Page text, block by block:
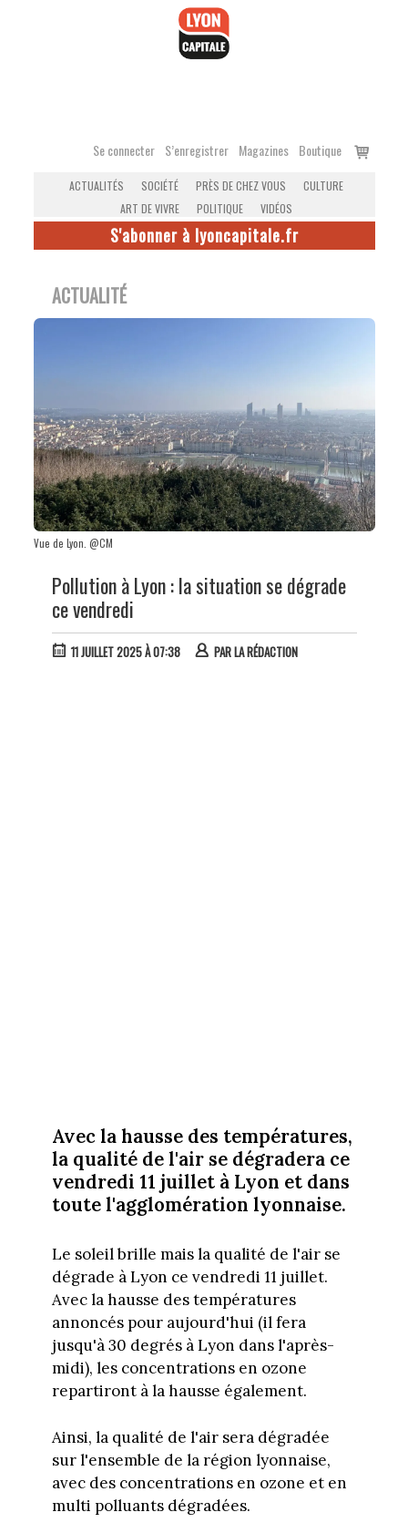
Se connecter S’enregistrer Magazines Boutique
Voir
ACTUALITÉS SOCIÉTÉ PRÈS DE CHEZ VOUS
CULTURE
ART DE VIVRE
POLITIQUE VIDÉOS
S'abonner à lyoncapitale.fr
ACTUALITÉ
Vue de Lyon. @CM
Pollution à Lyon : la situation se dégrade
ce vendredi
11 JUILLET 2025 À 07:38 PARLA RÉDACTION
Avec la hausse des températures,
la qualité de l'air se dégradera ce
vendredi 11 juillet à Lyon et dans
toute l'agglomération lyonnaise.
Le soleil brille mais la qualité de l'air se
dégrade à Lyon ce vendredi 11 juillet.
Avec la hausse des températures
annoncés pour aujourd'hui (il fera
jusqu'à 30 degrés à Lyon dans l'après-
midi), les concentrations en ozone
repartiront à la hausse également.
Ainsi, la qualité de l'air sera dégradée
sur l'ensemble de la région lyonnaise,
avec des concentrations en ozone et en
multi polluants dégradées.